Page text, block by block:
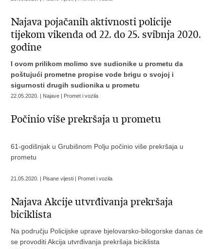
Najava pojačanih aktivnosti policije
tijekom vikenda od 22. do 25. svibnja 2020.
godine
I ovom prilikom molimo sve sudionike u prometu da
poštujući prometne propise vode brigu o svojoj i
sigurnosti drugih sudionika u prometu
22.05.2020. | Najave | Promet i vozila
Počinio više prekršaja u prometu
61-godišnjak u Grubišnom Polju počinio više prekršaja u
prometu
21.05.2020. | Pisane vijesti | Promet i vozila
Najava Akcije utvrđivanja prekršaja
biciklista
Na području Policijske uprave bjelovarsko-bilogorske danas će
se provoditi Akcija utvrđivanja prekršaja biciklista